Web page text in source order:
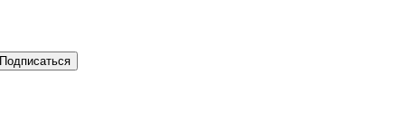
Подписаться